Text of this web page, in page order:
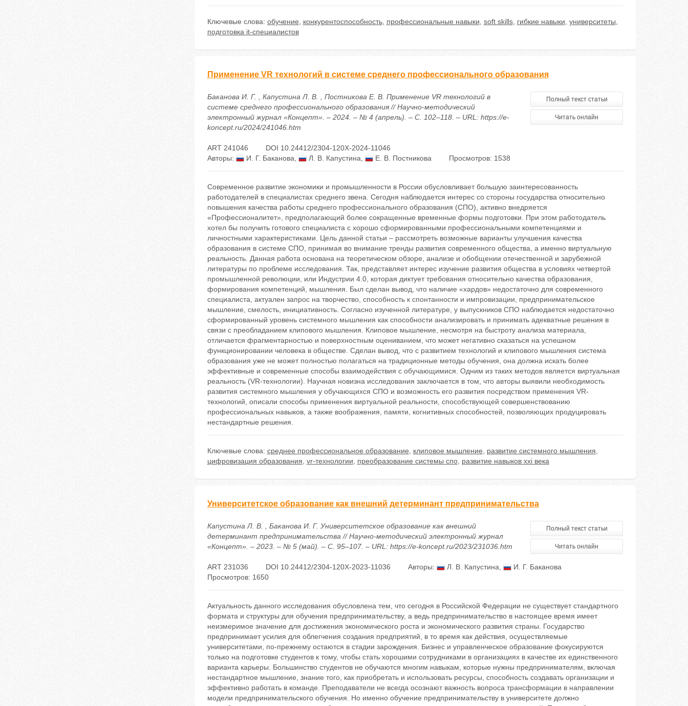
Ключевые слова: обучение конкурентоспособность, профессиональные навыки soft skills, гибкие навыки университеты
подготовка it-специалистов
Применение VR технологий в системе среднего профессионального образования
Баканова И. Г. , Капустина Л. В. , Постникова Е. В. Применение VR технологий в
системе среднего профессионального образования // Научно-методический
электронный журнал «Концепт». – 2024. – № 4 (апрель). – С. 102–118. – URL: https://e-
koncept.ru/2024/241046.htm
Полный текст статьи
Читать онлайн
ART 241046
DOI 10.24412/2304-120X-2024-11046
Авторы:
И. Г. Баканова Л. В. Капустина Е. В. Постникова Просмотров: 1538
Современное развитие экономики и промышленности в России обусловливает большую заинтересованность
работодателей в специалистах среднего звена. Сегодня наблюдается интерес со стороны государства относительно
повышения качества работы среднего профессионального образования (СПО), активно внедряется
«Профессионалитет», предполагающий более сокращенные временные формы подготовки. При этом работодатель
хотел бы получить готового специалиста с хорошо сформированными профессиональными компетенциями и
личностными характеристиками. Цель данной статьи – рассмотреть возможные варианты улучшения качества
образования в системе СПО, принимая во внимание тренды развития современного общества, а именно виртуальную
реальность. Данная работа основана на теоретическом обзоре, анализе и обобщении отечественной и зарубежной
литературы по проблеме исследования. Так, представляет интерес изучение развития общества в условиях четвертой
промышленной революции, или Индустрии 4.0, которая диктует требования относительно качества образования,
формирования компетенций, мышления. Был сделан вывод, что наличие «хардов» недостаточно для современного
специалиста, актуален запрос на творчество, способность к спонтанности и импровизации, предпринимательское
мышление, смелость, инициативность. Согласно изученной литературе, у выпускников СПО наблюдается недостаточно
сформированный уровень системного мышления как способности анализировать и принимать адекватные решения в
связи с преобладанием клипового мышления. Клиповое мышление, несмотря на быстроту анализа материала,
отличается фрагментарностью и поверхностным оцениванием, что может негативно сказаться на успешном
функционировании человека в обществе. Сделан вывод, что с развитием технологий и клипового мышления система
образования уже не может полностью полагаться на традиционные методы обучения, она должна искать более
эффективные и современные способы взаимодействия с обучающимися. Одним из таких методов является виртуальная
реальность (VR-технологии). Научная новизна исследования заключается в том, что авторы выявили необходимость
развития системного мышления у обучающихся СПО и возможность его развития посредством применения VR-
технологий, описали способы применения виртуальной реальности, способствующей совершенствованию
профессиональных навыков, а также воображения, памяти, когнитивных способностей, позволяющих продуцировать
нестандартные решения.
Ключевые слова: среднее профессиональное образование клиповое мышление развитие системного мышления
цифровизация образования vr-технологии преобразование системы спо, развитие навыков xxi века
Университетское образование как внешний детерминант предпринимательства
Капустина Л. В. , Баканова И. Г. Университетское образование как внешний
детерминант предпринимательства // Научно-методический электронный журнал
«Концепт». – 2023. – № 5 (май). – С. 95–107. – URL: https://e-koncept.ru/2023/231036.htm
Полный текст статьи
Читать онлайн
ART 231036 DOI 10.24412/2304-120X-2023-11036 Авторы: Л. В. Капустина
И. Г. Баканова
Просмотров: 1650
Актуальность данного исследования обусловлена тем, что сегодня в Российской Федерации не существует стандартного
формата и структуры для обучения предпринимательству, а ведь предпринимательство в настоящее время имеет
неизмеримое значение для достижения экономического роста и экономического развития страны. Государство
предпринимает усилия для облегчения создания предприятий, в то время как действия, осуществляемые
университетами, по-прежнему остаются в стадии зарождения. Бизнес и управленческое образование фокусируются
только на подготовке студентов к тому, чтобы стать хорошими сотрудниками в организациях в качестве их единственного
варианта карьеры. Большинство студентов не обучаются многим навыкам, которые нужны предпринимателям, включая
нестандартное мышление, знание того, как приобретать и использовать ресурсы, способность создавать организации и
эффективно работать в команде. Преподаватели не всегда осознают важность вопроса трансформации в направлении
модели предпринимательского обучения. Но именно обучение предпринимательству в университете должно